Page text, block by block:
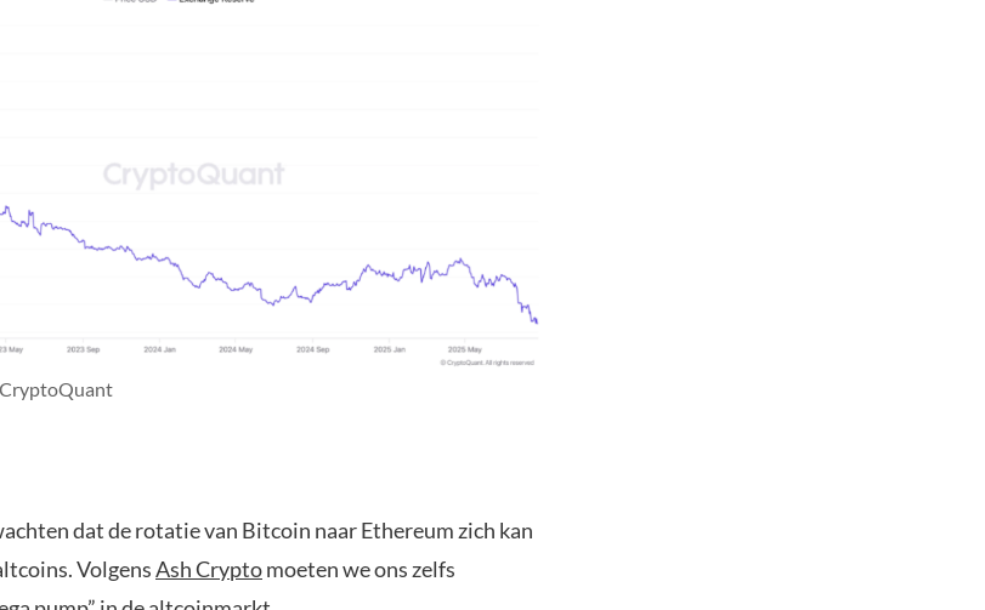
CryptoQuant
dat de rotatie van Bitcoin naar Ethereum zich kan
VolgensAsh Cryptomoeten we ons zelfs